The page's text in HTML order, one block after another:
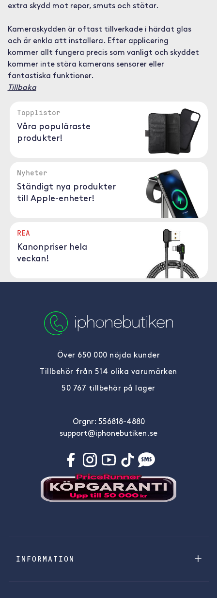
extra skydd mot repor, smuts och stötar.
Kameraskydden är oftast tillverkade i härdat glas
och är enkla att installera. Efter applicering
kommer allt fungera precis som vanligt och skyddet
kommer inte störa kamerans sensorer eller
fantastiska funktioner.
Tillbaka
Topplistor
Våra populäraste
produkter!
Nyheter
Ständigt nya produkter
till Apple-enheter!
REA
Kanonpriser hela
veckan!
Över 650 000 nöjda kunder
Tillbehör från 514 olika varumärken
50 767 tillbehör på lager
Orgnr: 556818-4880
support@iphonebutiken.se
INFORMATION